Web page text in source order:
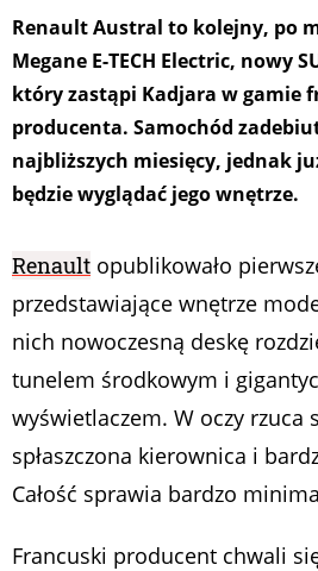
Renault Austral to kolejny, po
Megane E-TECH Electric, nowy
który zastąpi Kadjara w gamie
producenta. Samochód
najbliższych miesięcy, jednak
będzie wyglądać jego wnętrze.
Renault opublikowało
przedstawiające wnętrze
nich nowoczesną deskę
tunelem środkowym i
wyświetlaczem. W oczy rzuca
spłaszczona kierownica i
Całość sprawia bardzo
Francuski producent chwali